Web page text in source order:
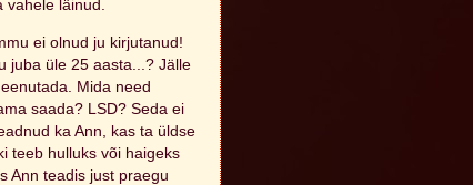
vahele läinud.
ei olnud ju kirjutanud!
juba üle 25 aasta...? Jälle
Mida need
saada? LSD? Seda ei
ka Ann, kas ta üldse
teeb hulluks või haigeks
Ann teadis just praegu